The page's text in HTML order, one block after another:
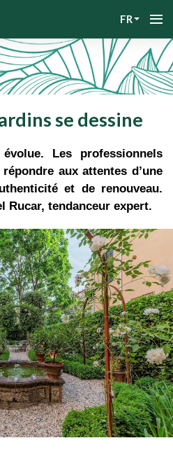
FR
se dessine
Les professionnels
aux attentes d’une
et de renouveau.
Rucar, tendanceur expert.